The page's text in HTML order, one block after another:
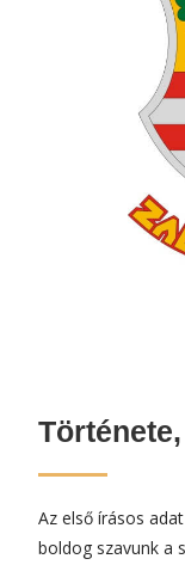
Az első írásos
boldog szavunk a